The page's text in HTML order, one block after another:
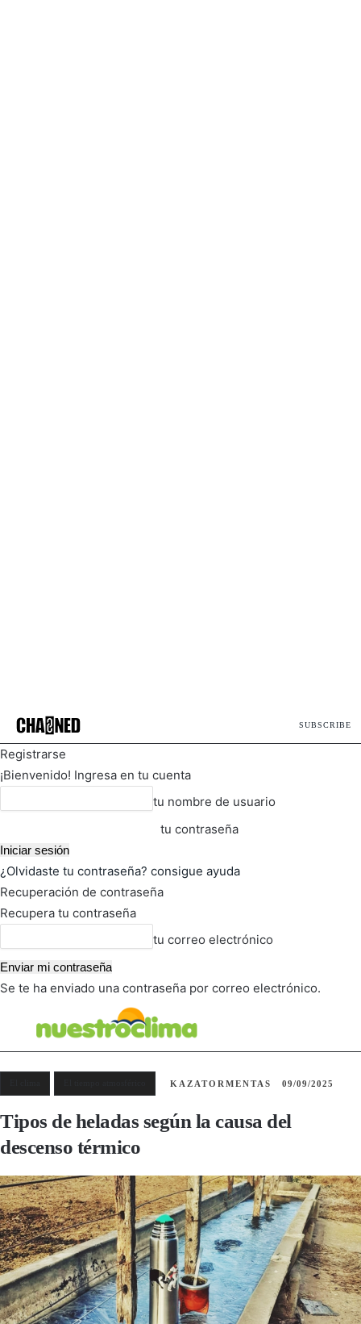
SUBSCRIBE
Registrarse
¡Bienvenido! Ingresa en tu cuenta
tu nombre de usuario
tu contraseña
¿Olvidaste tu contraseña? consigue ayuda
Recuperación de contraseña
Recupera tu contraseña
tu correo electrónico
Se te ha enviado una contraseña por correo electrónico.
KAZATORMENTAS 09/09/2025
Tipos de heladas según la causa del
descenso térmico